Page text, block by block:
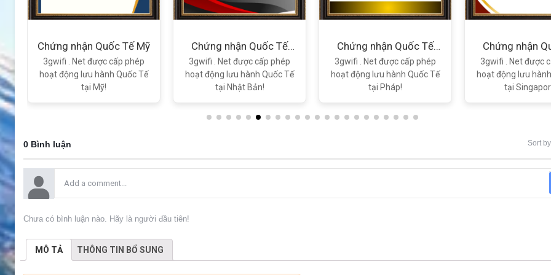
Chứng nhận Quốc Tế Mỹ
3gwifi . Net được cấp phép
hoạt động lưu hành Quốc Tế
tại Mỹ!
Chứng nhận Quốc Tế
Nhật Bản
3gwifi . Net được cấp phép
hoạt động lưu hành Quốc Tế
tại Nhật Bản!
Chứng nhận Quốc Tế
Pháp
3gwifi . Net được cấp phép
hoạt động lưu hành Quốc Tế
tại Pháp!
Chứng nhận
3gwifi . Net được
hoạt động lưu
tại
0 Bình luận Sort by
Chưa có bình luận nào. Hãy là người đầu tiên!
MÔ TẢ THÔNG TIN BỔ SUNG